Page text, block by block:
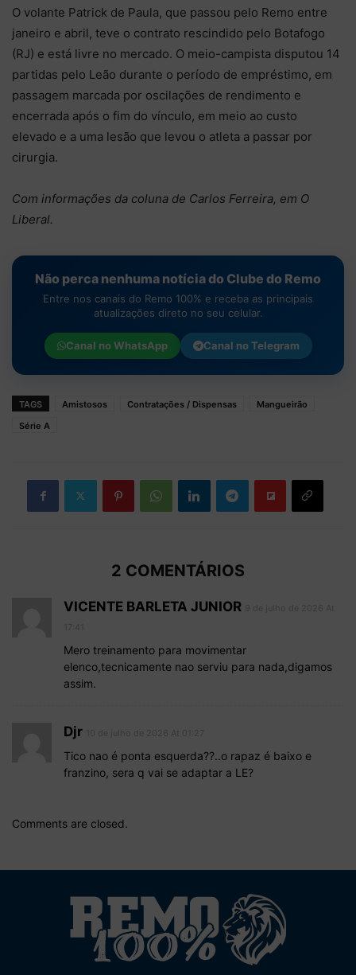
O volante Patrick de Paula, que passou pelo Remo entre
janeiro e abril, teve o contrato rescindido pelo Botafogo
(RJ) e está livre no mercado. O meio-campista disputou 14
partidas pelo Leão durante o período de empréstimo, em
passagem marcada por oscilações de rendimento e
encerrada após o fim do vínculo, em meio ao custo
elevado e a uma lesão que levou o atleta a passar por
cirurgia.
Com informações da coluna de Carlos Ferreira, em O
Liberal.
Não perca nenhuma notícia do Clube do Remo
Entre nos canais do Remo 100% e receba as principais
atualizações direto no seu celular.
Canal noWhatsApp Canal noTelegram
TAGS Amistosos Contratações / Dispensas
Mangueirão
Série A
2 COMENTÁRIOS
VICENTE BARLETA JUNIOR
Mero treinamento para movimentar
elenco,tecnicamente nao serviu para nada,digamos
assim.
Djr
Tico nao é ponta esquerda??..o rapaz é baixo e
franzino, sera q vai se adaptar a LE?
Comments are closed.